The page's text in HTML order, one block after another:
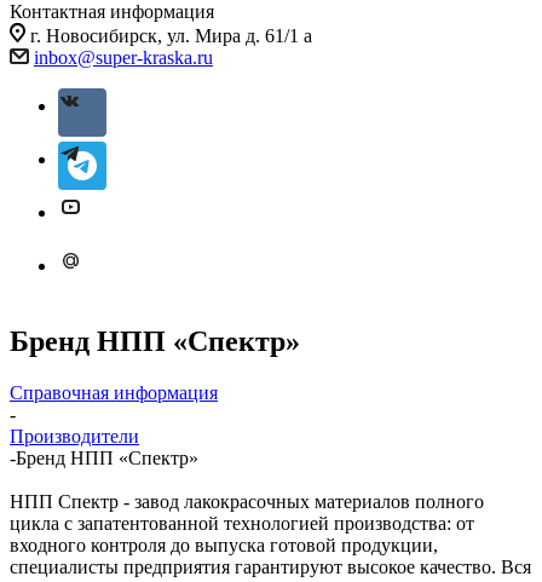
Контактная информация
г. Новосибирск, ул. Мира д. 61/1 а
inbox@super-kraska.ru
Бренд НПП «Спектр»
Справочная информация
-
Производители
-Бренд НПП «Спектр»
НПП Спектр - завод лакокрасочных материалов полного
цикла с запатентованной технологией производства: от
входного контроля до выпуска готовой продукции,
специалисты предприятия гарантируют высокое качество. Вся